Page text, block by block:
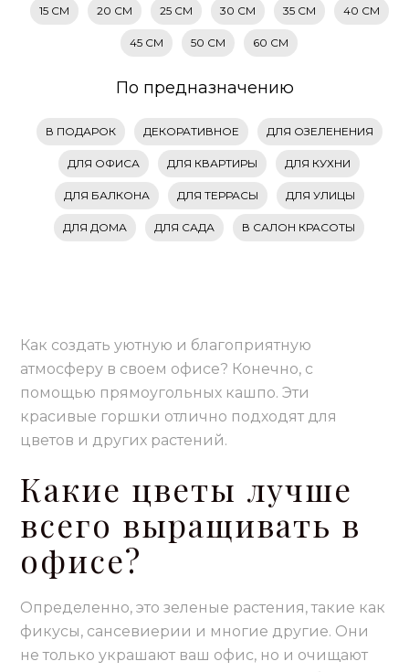
15 СМ 20 СМ 25 СМ 30 СМ 35 СМ 40 СМ
45 СМ 50 СМ 60 СМ
По предназначению
В ПОДАРОК ДЕКОРАТИВНОЕ ДЛЯ ОЗЕЛЕНЕНИЯ
ДЛЯ ОФИСА ДЛЯ КВАРТИРЫ ДЛЯ КУХНИ
ДЛЯ БАЛКОНА ДЛЯ ТЕРРАСЫ ДЛЯ УЛИЦЫ
ДЛЯ ДОМА ДЛЯ САДА В САЛОН КРАСОТЫ
Как создать уютную и благоприятную
атмосферу в своем офисе? Конечно, с
помощью прямоугольных кашпо. Эти
красивые горшки отлично подходят для
цветов и других растений.
Какие цветы лучше
всего выращивать в
офисе?
Определенно, это зеленые растения, такие как
фикусы, сансевиерии и многие другие. Они
не только украшают ваш офис, но и очищают